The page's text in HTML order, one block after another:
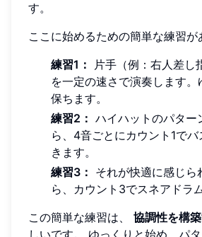
す。
ここに始めるための簡単な練習が
練習1：
片手（例：右人差し
を一定の速さで演奏します
保ちます。
練習2： ハイハットのパター
ら、4音ごとにカウント1で
きます。
練習3： それが快適に感じら
ら、カウント3でスネアドラ
この簡単な練習は、 協調性を構